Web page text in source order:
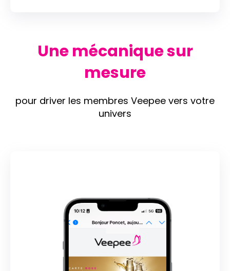
Une mécanique sur
mesure
pour driver les membres Veepee vers votre
univers